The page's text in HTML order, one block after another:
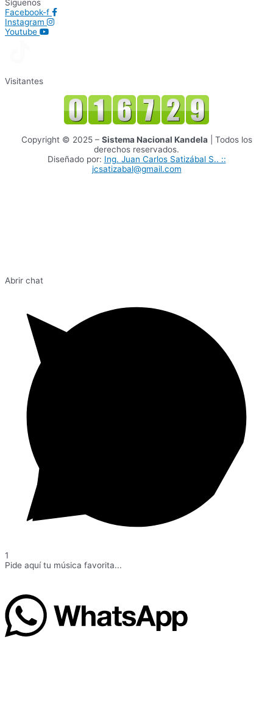
Síguenos
Facebook-f
Instagram
Youtube
Visitantes
Copyright © 2025 – Sistema Nacional Kandela| Todos los
derechos reservados.
Diseñado por: Ing. Juan Carlos Satizábal S.. ::
jcsatizabal@gmail.com
Abrir chat
1
Pide aquí tu música favorita...